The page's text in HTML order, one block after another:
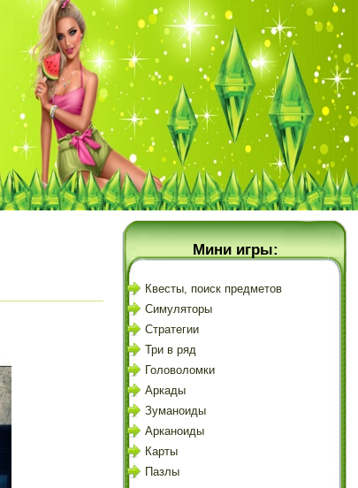
Мини игры:
Квесты, поиск предметов
Симуляторы
Стратегии
Три в ряд
Головоломки
Аркады
Зуманоиды
Арканоиды
Карты
Пазлы